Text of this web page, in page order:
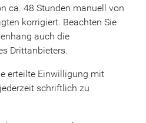
ca. 48 Stunden manuell von
korrigiert. Beachten Sie
auch die
Drittanbieters.
erteilte Einwilligung mit
schriftlich zu